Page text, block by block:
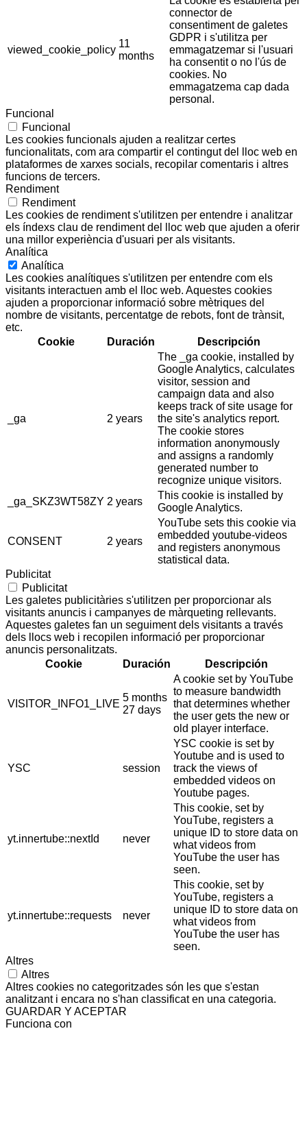
viewed_cookie_policy
11
months
connector de
consentiment de galetes
GDPR i s'utilitza per
emmagatzemar si l'usuari
ha consentit o no l'ús de
cookies. No
emmagatzema cap dada
personal.
Funcional
Funcional
Les cookies funcionals ajuden a realitzar certes
funcionalitats, com ara compartir el contingut del lloc web en
plataformes de xarxes socials, recopilar comentaris i altres
funcions de tercers.
Rendiment
Rendiment
Les cookies de rendiment s'utilitzen per entendre i analitzar
els índexs clau de rendiment del lloc web que ajuden a oferir
una millor experiència d'usuari per als visitants.
Analítica
Analítica
Les cookies analítiques s'utilitzen per entendre com els
visitants interactuen amb el lloc web. Aquestes cookies
ajuden a proporcionar informació sobre mètriques del
nombre de visitants, percentatge de rebots, font de trànsit,
etc.
Cookie
Duración Descripción
_ga 2 years
The _ga cookie, installed by
Google Analytics, calculates
visitor, session and
campaign data and also
keeps track of site usage for
the site's analytics report.
The cookie stores
information anonymously
and assigns a randomly
generated number to
recognize unique visitors.
_ga_SKZ3WT58ZY 2 years
This cookie is installed by
Google Analytics.
CONSENT 2 years
YouTube sets this cookie via
embedded youtube-videos
and registers anonymous
statistical data.
Publicitat
Publicitat
Les galetes publicitàries s'utilitzen per proporcionar als
visitants anuncis i campanyes de màrqueting rellevants.
Aquestes galetes fan un seguiment dels visitants a través
dels llocs web i recopilen informació per proporcionar
anuncis personalitzats.
Cookie
Duración Descripción
VISITOR_INFO1_LIVE
5 months
27 days
A cookie set by YouTube
to measure bandwidth
that determines whether
the user gets the new or
old player interface.
YSC session
YSC cookie is set by
Youtube and is used to
track the views of
embedded videos on
Youtube pages.
yt.innertube::nextId never
This cookie, set by
YouTube, registers a
unique ID to store data on
what videos from
YouTube the user has
seen.
yt.innertube::requests never
This cookie, set by
YouTube, registers a
unique ID to store data on
what videos from
YouTube the user has
seen.
Altres
Altres
Altres cookies no categoritzades són les que s'estan
analitzant i encara no s'han classificat en una categoria.
GUARDAR Y ACEPTAR
Funciona con